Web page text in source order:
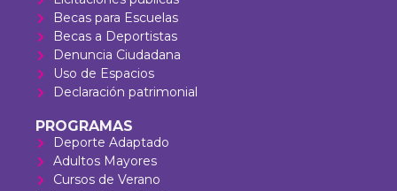
Becas para Escuelas
Becas a Deportistas
Denuncia Ciudadana
Uso de Espacios
Declaración patrimonial
PROGRAMAS
Deporte Adaptado
Adultos Mayores
Cursos de Verano